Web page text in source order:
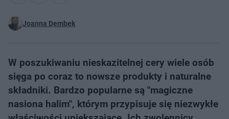
Joanna Dembek
W poszukiwaniu nieskazitelnej cery wiele osób
sięga po coraz to nowsze produkty i naturalne
składniki. Bardzo popularne są "magiczne
nasiona halim", którym przypisuje się niezwykłe